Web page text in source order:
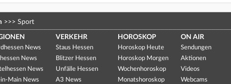
>>> Sport
News
News
News
Main News
VERKEHR
Staus Hessen
Blitzer Hessen
Unfälle Hessen
A3 News
HOROSKOP
Horoskop Heute
Horoskop Morgen
Wochenhoroskop
Monatshoroskop
ON AIR
Sendungen
Aktionen
Videos
Webcams